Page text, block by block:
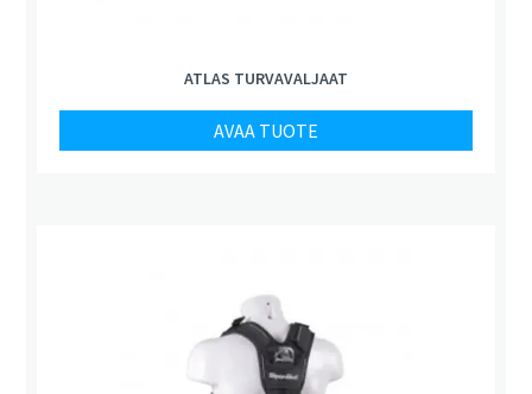
ATLAS TURVAVALJAAT
AVAA TUOTE